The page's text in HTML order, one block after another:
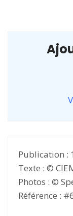
Publication :
Texte : ©
Photos : ©
Référence :